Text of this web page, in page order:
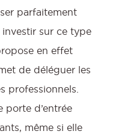
parfaitement
sur ce type
en effet
de déléguer les
professionnels.
porte d’entrée
même si elle